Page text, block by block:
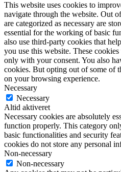
This website uses cookies to
navigate through the website. Out
are categorized as necessary are
essential for the working of basic
also use third-party cookies that
you use this website. These
only with your consent. You also
cookies. But opting out of some of
on your browsing experience.
Necessary
Necessary
Altid aktiveret
Necessary cookies are absolutely
function properly. This category
basic functionalities and security
cookies do not store any personal
Non-necessary
Non-necessary